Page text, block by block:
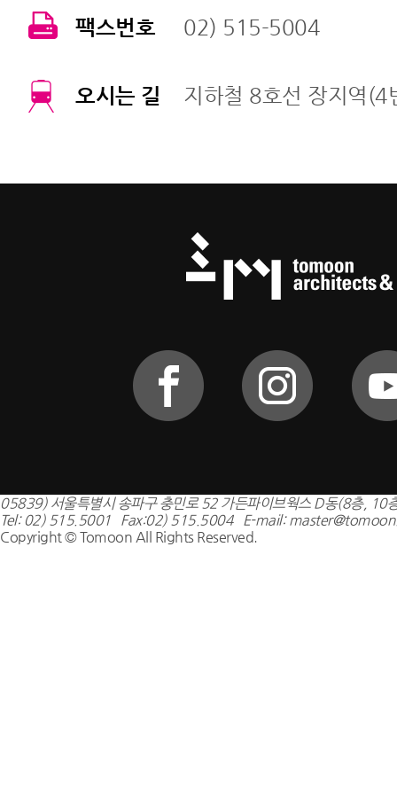
팩스번호 02) 515-5004
오시는 길 지하철 8호선 장지역(4
05839) 서울특별시 송파구 충민로 52 가든파이브웍스 D동(8층, 10
Tel: 02) 515.5001 Fax:02) 515.5004 E-mail:
Copyright © Tomoon All Rights Reserved.